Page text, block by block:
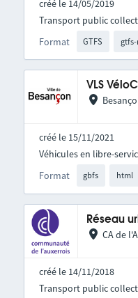
créé le 14/05/2019
Format GTFS
Transport public
VLS
créé le 15/11/2021
Format gbfs html
Véhicules en libre-
Réseau
CA de
créé le 14/11/2018
Transport public